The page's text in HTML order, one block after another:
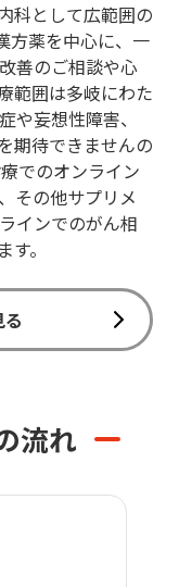
科として広範囲の
方薬を中心に、一
善のご相談や心
範囲は多岐にわた
や妄想性障害、
期待できませんの
でのオンライン
その他サプリメ
インでのがん相
。
流れ